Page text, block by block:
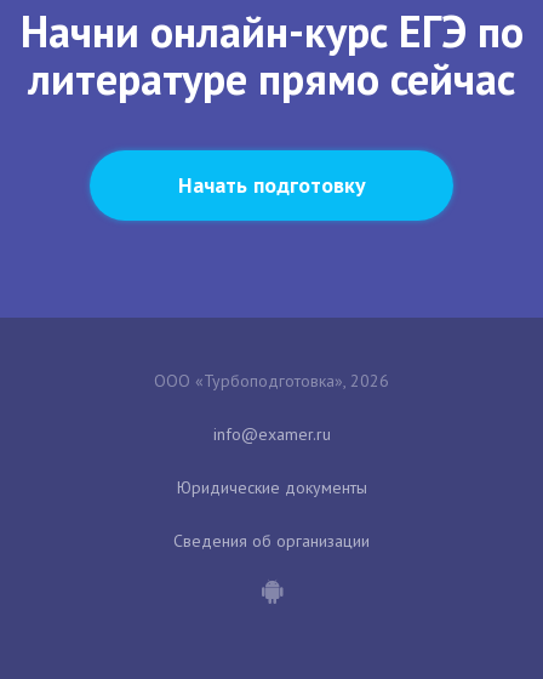
Начни онлайн-курс ЕГЭ по
литературе прямо сейчас
Начать подготовку
ООО «Турбоподготовка», 2026
Юридические документы
Сведения об организации